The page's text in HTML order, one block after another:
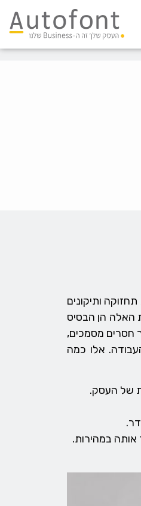
ותיקונים
האלה הן הבסיס
חסרים מסמכים,
אלו כמה
של העסק.
במהירות.